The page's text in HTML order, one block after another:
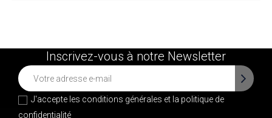
Inscrivez-vous à notre Newsletter
J'accepte les conditions générales et la politique de
confidentialité